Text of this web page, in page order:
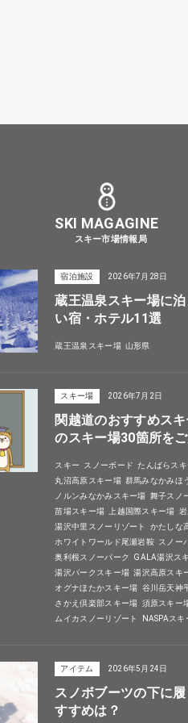
SKI MAGAGINE
スキー市場情報局
宿泊施設 2026年7月28日
蔵王温泉スキー場に
い宿・ホテル11選
蔵王温泉スキー場 山形県
スキー場 2026年7月2日
関越道のおすすめス
のスキー場30箇所を
スキー スノーボード たんばらスキ
丸沼高原スキー場 群馬みなかみほ
ノルンみなかみスキー場 舞子スノ
苗場スキー場 上越国際スキー場
湯沢中里スノーリゾート
かたしな
ホワイトワールド尾瀬岩鞍 スノー
奥利根スノーパーク
GALA湯沢ス
湯沢パークスキー場 湯沢高原スキ
オグナほたかスキー場 谷川岳天神
さかえ倶楽部スキー場 須原スキー
ムイカスノーリゾート
NASPAス
アイテム 2026年5月24日
スノボブーツの下に
すすめは？